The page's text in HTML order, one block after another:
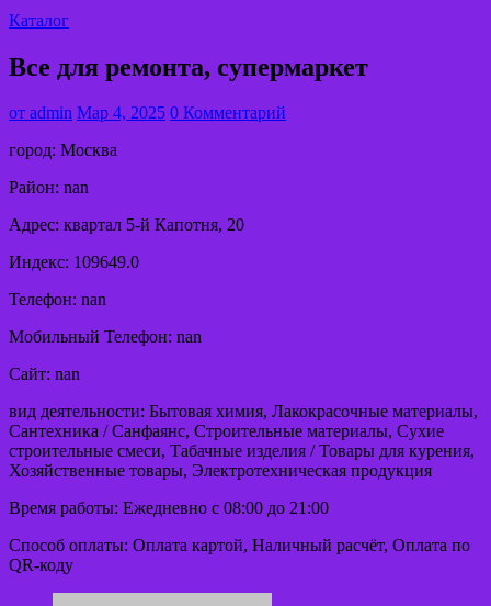
Каталог
Все для ремонта, супермаркет
от admin Мар 4, 2025 0 Комментарий
город: Москва
Район: nan
Адрес: квартал 5-й Капотня, 20
Индекс: 109649.0
Телефон: nan
Мобильный Телефон: nan
Сайт: nan
вид деятельности: Бытовая химия, Лакокрасочные материалы,
Сантехника / Санфаянс, Строительные материалы, Сухие
строительные смеси, Табачные изделия / Товары для курения,
Хозяйственные товары, Электротехническая продукция
Время работы: Ежедневно с 08:00 до 21:00
Способ оплаты: Оплата картой, Наличный расчёт, Оплата по
QR-коду